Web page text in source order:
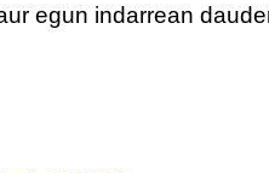
egun indarrean